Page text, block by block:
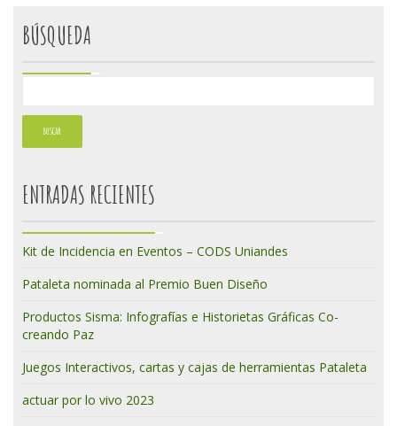
BÚSQUEDA
ENTRADAS RECIENTES
Kit de Incidencia en Eventos – CODS Uniandes
Pataleta nominada al Premio Buen Diseño
Productos Sisma: Infografías e Historietas Gráficas Co-
creando Paz
Juegos Interactivos, cartas y cajas de herramientas Pataleta
actuar por lo vivo 2023